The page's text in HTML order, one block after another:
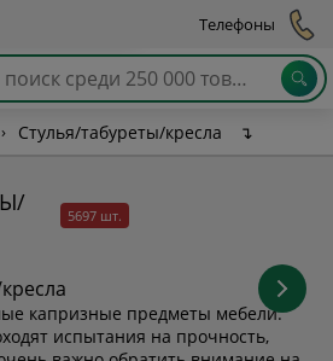
Телефоны
› Стулья/табуреты/кресла ↴
5697 шт.
капризные предметы мебели.
испытания на прочность,